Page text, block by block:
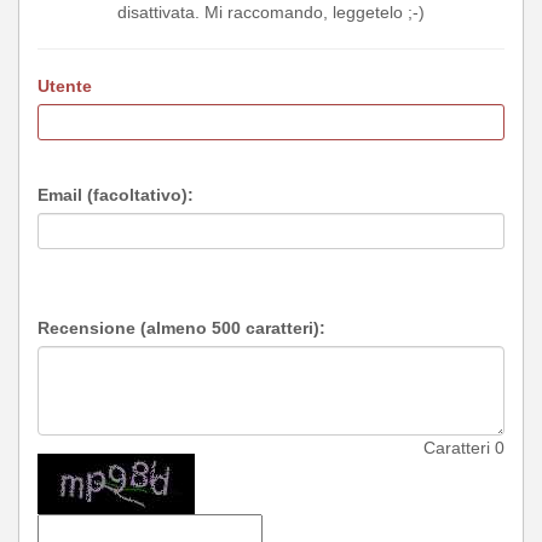
disattivata. Mi raccomando, leggetelo ;-)
Utente
Email (facoltativo):
Recensione (almeno 500 caratteri):
Caratteri 0